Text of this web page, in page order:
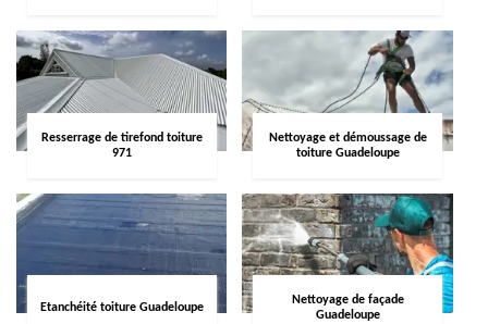
Resserrage de tirefond toiture
971
Nettoyage et démoussage de
toiture Guadeloupe
Etanchéité toiture Guadeloupe
Nettoyage de façade
Guadeloupe